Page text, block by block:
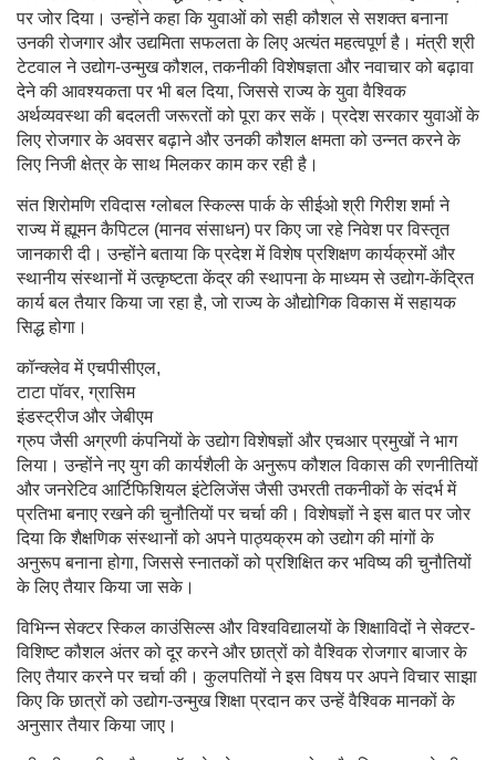
पर जोर दिया। उन्होंने कहा कि युवाओं को सही कौशल से सशक्त बनाना
उनकी रोजगार और उद्यमिता सफलता के लिए अत्यंत महत्वपूर्ण है। मंत्री श्री
टेटवाल ने उद्योग-उन्मुख कौशल, तकनीकी विशेषज्ञता और नवाचार को बढ़ावा
देने की आवश्यकता पर भी बल दिया, जिससे राज्य के युवा वैश्विक
अर्थव्यवस्था की बदलती जरूरतों को पूरा कर सकें। प्रदेश सरकार युवाओं के
लिए रोजगार के अवसर बढ़ाने और उनकी कौशल क्षमता को उन्नत करने के
लिए निजी क्षेत्र के साथ मिलकर काम कर रही है।
संत शिरोमणि रविदास ग्लोबल स्किल्स पार्क के सीईओ श्री गिरीश शर्मा ने
राज्य में ह्यूमन कैपिटल (मानव संसाधन) पर किए जा रहे निवेश पर विस्तृत
जानकारी दी। उन्होंने बताया कि प्रदेश में विशेष प्रशिक्षण कार्यक्रमों और
स्थानीय संस्थानों में उत्कृष्टता केंद्र की स्थापना के माध्यम से उद्योग-केंद्रित
कार्य बल तैयार किया जा रहा है, जो राज्य के औद्योगिक विकास में सहायक
सिद्ध होगा।
कॉन्क्लेव में एचपीसीएल,
टाटा पॉवर, ग्रासिम
इंडस्ट्रीज और जेबीएम
ग्रुप जैसी अग्रणी कंपनियों के उद्योग विशेषज्ञों और एचआर प्रमुखों ने भाग
लिया। उन्होंने नए युग की कार्यशैली के अनुरूप कौशल विकास की रणनीतियों
और जनरेटिव आर्टिफिशियल इंटेलिजेंस जैसी उभरती तकनीकों के संदर्भ में
प्रतिभा बनाए रखने की चुनौतियों पर चर्चा की। विशेषज्ञों ने इस बात पर जोर
दिया कि शैक्षणिक संस्थानों को अपने पाठ्यक्रम को उद्योग की मांगों के
अनुरूप बनाना होगा, जिससे स्नातकों को प्रशिक्षित कर भविष्य की चुनौतियों
के लिए तैयार किया जा सके।
विभिन्न सेक्टर स्किल काउंसिल्स और विश्वविद्यालयों के शिक्षाविदों ने सेक्टर-
विशिष्ट कौशल अंतर को दूर करने और छात्रों को वैश्विक रोजगार बाजार के
लिए तैयार करने पर चर्चा की। कुलपतियों ने इस विषय पर अपने विचार साझा
किए कि छात्रों को उद्योग-उन्मुख शिक्षा प्रदान कर उन्हें वैश्विक मानकों के
अनुसार तैयार किया जाए।